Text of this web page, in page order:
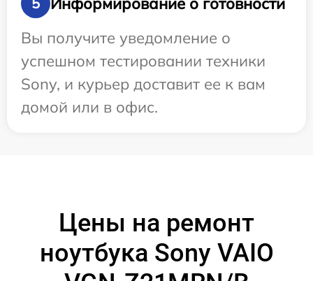
Вы получите уведомление о
успешном тестировании техники
Sony, и курьер доставит ее к вам
домой или в офис.
Цены на ремонт
ноутбука Sony VAIO